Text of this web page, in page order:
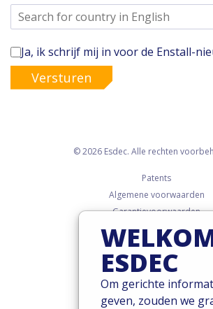
Ja, ik schrijf mij in voor de Enstall-
Versturen
© 2026 Esdec. Alle rechten
Patents
Algemene voorwaarden
Garantievoorwaarden
Governance
Cookies
Privacy policy
ESDEC
Om gerichte
geven, zouden we